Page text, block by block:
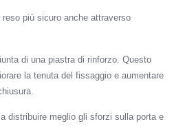
più sicuro anche attraverso
di una piastra di rinforzo. Questo
la tenuta del fissaggio e aumentare
distribuire meglio gli sforzi sulla porta e